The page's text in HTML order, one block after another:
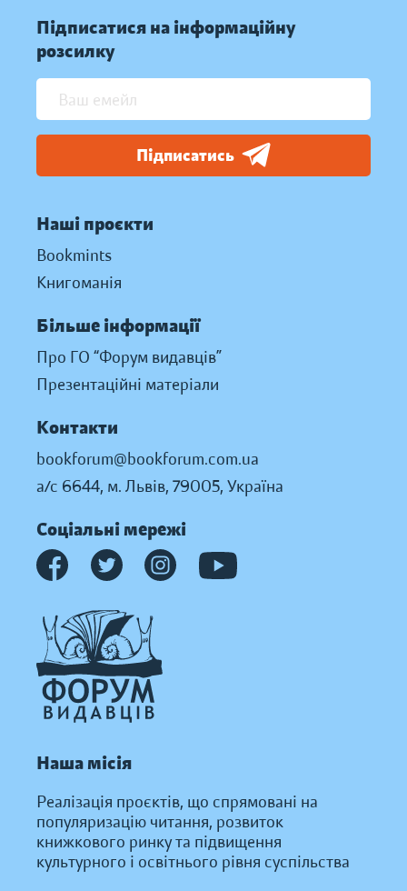
Підписатися на інформаційну
розсилку
Підписатись
Наші проєкти
Bookmints
Книгоманія
Більше інформації
Про ГО “Форум видавців”
Презентаційні матеріали
Контакти
bookforum@bookforum.com.ua
а/с 6644, м. Львів, 79005, Україна
Соціальні мережі
Наша місія
Реалізація проєктів, що спрямовані на
популяризацію читання, розвиток
книжкового ринку та підвищення
культурного і освітнього рівня суспільства